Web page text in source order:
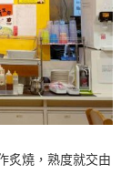
炙燒，熟度就交由